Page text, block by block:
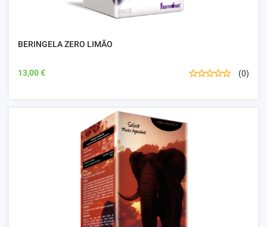
BERINGELA ZERO LIMÃO
13,00 € (0)